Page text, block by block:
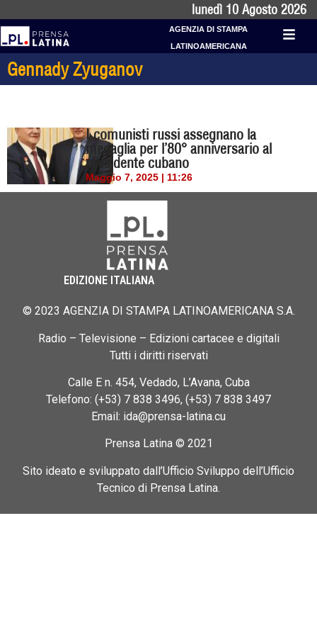
lunedì 10 Agosto 2026
AGENZIA DI STAMPA
LATINOAMERICANA
Gennady Zyuganov
I comunisti russi assegnano la
medaglia per l’80° anniversario al
presidente cubano
Maggio 7, 2025 | 11:26
EDIZIONE ITALIANA
© 2023 AGENZIA DI STAMPA LATINOAMERICANA S.A.
Radio – Televisione – Edizioni cartacee e digitali
Tutti i diritti riservati
Calle E n. 454, Vedado, L’Avana, Cuba
Telefono: (+53) 7 838 3496, (+53) 7 838 3497
Email: ida@prensa-latina.cu
Prensa Latina © 2021
Sito ideato e sviluppato dall’Ufficio Sviluppo dell’Ufficio
Tecnico di Prensa Latina.